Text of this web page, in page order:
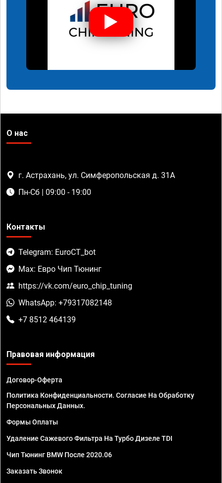
О нас
г. Астрахань, ул. Симферопольская д. 31А
Пн-Сб | 09:00 - 19:00
Контакты
Telegram: EuroCT_bot
Max: Евро Чип Тюнинг
https://vk.com/euro_chip_tuning
WhatsApp: +79317082148
+7 8512 464139
Правовая информация
Договор-Оферта
Политика Конфиденциальности. Согласие На Обработку
Персональных Данных.
Формы Оплаты
Удаление Сажевого Фильтра На Турбо Дизеле TDI
Чип Тюнинг BMW После 2020.06
Заказать Звонок